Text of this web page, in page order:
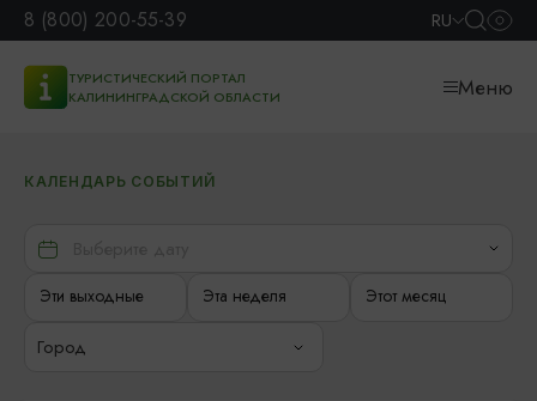
8 (800) 200-55-39 RU
ТУРИСТИЧЕСКИЙ ПОРТАЛ
КАЛИНИНГРАДСКОЙ ОБЛАСТИ
Меню
КАЛЕНДАРЬ СОБЫТИЙ
Эти выходные Эта неделя Этот месяц
Город